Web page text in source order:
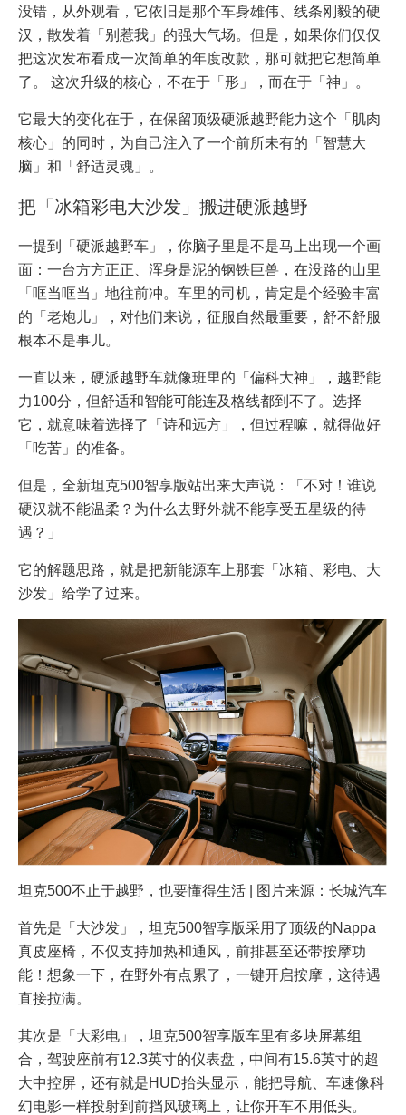
没错，从外观看，它依旧是那个车身雄伟、线条刚毅的硬
汉，散发着「别惹我」的强大气场。但是，如果你们仅仅
把这次发布看成一次简单的年度改款，那可就把它想简单
了。 这次升级的核心，不在于「形」，而在于「神」。
它最大的变化在于，在保留顶级硬派越野能力这个「肌肉
核心」的同时，为自己注入了一个前所未有的「智慧大
脑」和「舒适灵魂」。
把「冰箱彩电大沙发」搬进硬派越野
一提到「硬派越野车」，你脑子里是不是马上出现一个画
面：一台方方正正、浑身是泥的钢铁巨兽，在没路的山里
「哐当哐当」地往前冲。车里的司机，肯定是个经验丰富
的「老炮儿」，对他们来说，征服自然最重要，舒不舒服
根本不是事儿。
一直以来，硬派越野车就像班里的「偏科大神」，越野能
力100分，但舒适和智能可能连及格线都到不了。选择
它，就意味着选择了「诗和远方」，但过程嘛，就得做好
「吃苦」的准备。
但是，全新坦克500智享版站出来大声说：「不对！谁说
硬汉就不能温柔？为什么去野外就不能享受五星级的待
遇？」
它的解题思路，就是把新能源车上那套「冰箱、彩电、大
沙发」给学了过来。
坦克500不止于越野，也要懂得生活 | 图片来源：长城汽车
首先是「大沙发」，坦克500智享版采用了顶级的Nappa
真皮座椅，不仅支持加热和通风，前排甚至还带按摩功
能！想象一下，在野外有点累了，一键开启按摩，这待遇
直接拉满。
其次是「大彩电」，坦克500智享版车里有多块屏幕组
合，驾驶座前有12.3英寸的仪表盘，中间有15.6英寸的超
大中控屏，还有就是HUD抬头显示，能把导航、车速像科
幻电影一样投射到前挡风玻璃上，让你开车不用低头。